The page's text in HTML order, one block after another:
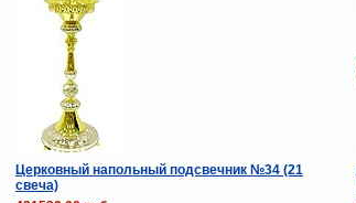
Церковный напольный подсвечник №34 (21
свеча)